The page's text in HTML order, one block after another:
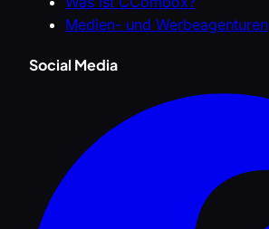
Medien- und Werbeagenturen
Social Media